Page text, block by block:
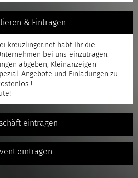
& Eintragen
kreuzlinger.net habt Ihr die
bei uns einzutragen.
abgeben, Kleinanzeigen
Angebote und Einladungen zu
!
eintragen
eintragen